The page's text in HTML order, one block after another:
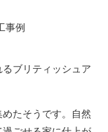
ブリティッシュア
たそうです。自然